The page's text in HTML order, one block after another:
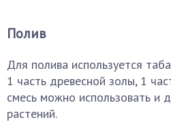
Полив
Для полива используется
1 часть древесной золы, 1
смесь можно использовать и
растений.